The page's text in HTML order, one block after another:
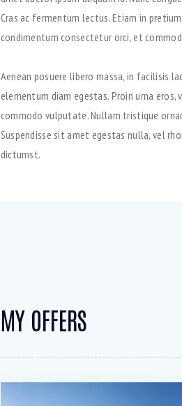
Cras ac fermentum lectus. Etiam in
condimentum consectetur orci, et
Aenean posuere libero massa, in facilisis
elementum diam egestas. Proin urna
commodo vulputate. Nullam tristique
Suspendisse sit amet egestas nulla, vel
dictumst.
MY OFFERS